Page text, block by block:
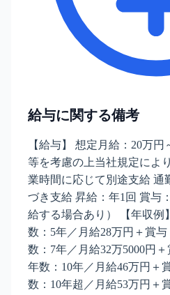
給与に関する備考
【給与】 想定月給：20万
等を考慮の上当社規定によ
業時間に応じて別途支給 通
づき支給 昇給：年1回 賞与
給する場合あり） 【年収例
数：5年／月給28万円＋賞
数：7年／月給32万5000円
年数：10年／月給46万円＋
数：10年超／月給53万円＋